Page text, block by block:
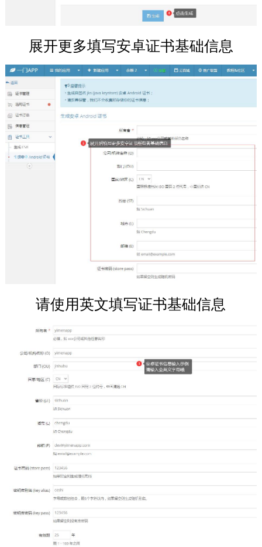
展开更多填写安卓证书基础信息
请使用英文填写证书基础信息